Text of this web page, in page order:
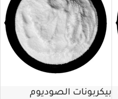
بيكربونات الصوديوم